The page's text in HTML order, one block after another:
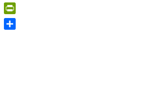
Reddit
PrintFriendly